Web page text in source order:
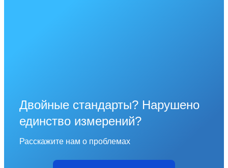
Двойные стандарты? Нарушено
единство измерений?
Расскажите нам о проблемах